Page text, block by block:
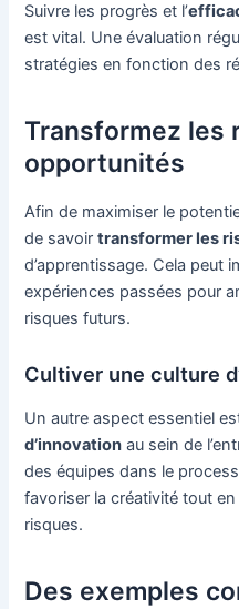
Suivre les progrès et l’
est vital. Une évaluation
stratégies en fonction des
Transformez les
opportunités
Afin de maximiser le
de savoirtransformer les
d’apprentissage. Cela peut
expériences passées pour
risques futurs.
Cultiver une culture
Un autre aspect essentiel
d’innovation au sein de
des équipes dans le
favoriser la créativité tout
risques.
Des exemples